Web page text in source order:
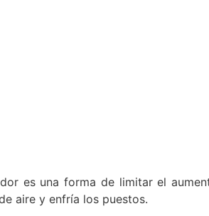
es una forma de limitar el
aire y enfría los puestos.